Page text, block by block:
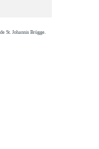
St. Johannis Brügge.